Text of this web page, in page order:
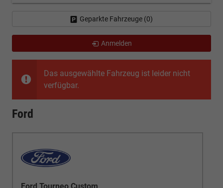
Das ausgewählte Fahrzeug ist leider nicht
verfügbar.
Ford
Ford Tourneo Custom
Geparkte Fahrzeuge (0)
Anmelden